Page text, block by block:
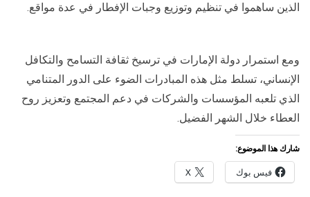
الذين ساهموا في تنظيم وتوزيع وجبات الإفطار في عدة مواقع.
ومع استمرار دولة الإمارات في ترسيخ ثقافة التسامح والتكافل
الإنساني، تسلط مثل هذه المبادرات الضوء على الدور المتنامي
الذي تلعبه المؤسسات والشركات في دعم المجتمع وتعزيز روح
العطاء خلال الشهر الفضيل.
شارك هذا الموضوع:
فيس بوك X